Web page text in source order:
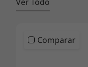
Comparar